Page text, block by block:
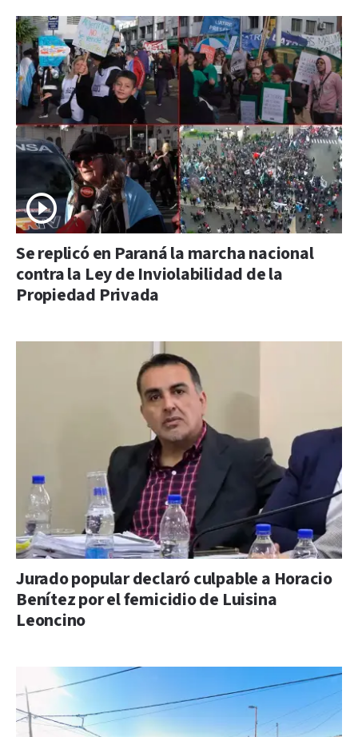
Se replicó en Paraná la marcha nacional
contra la Ley de Inviolabilidad de la
Propiedad Privada
Jurado popular declaró culpable a Horacio
Benítez por el femicidio de Luisina
Leoncino